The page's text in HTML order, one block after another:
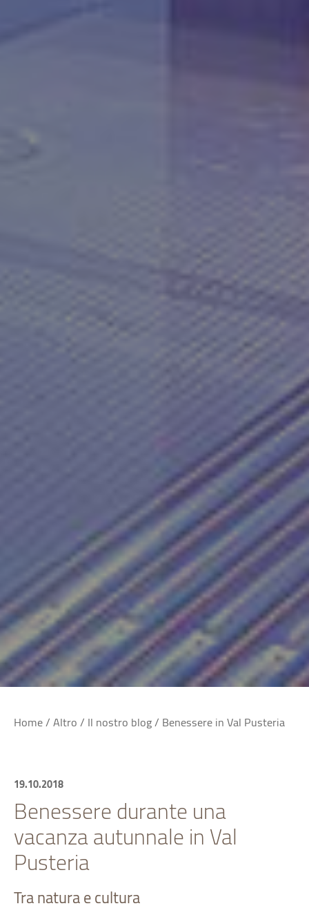
Home/Altro/ Il nostro blog/ Benessere in Val Pusteria
19.10.2018
Benessere durante una
vacanza autunnale in Val
Pusteria
Tra natura e cultura